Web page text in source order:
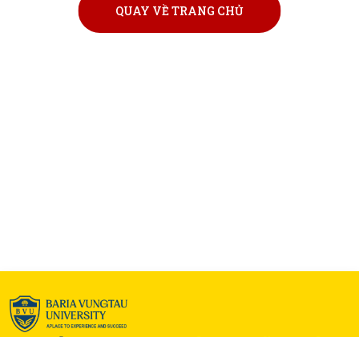
QUAY VỀ TRANG CHỦ